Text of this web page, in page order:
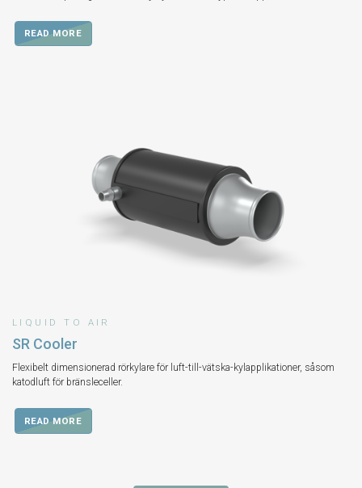
READ MORE
LIQUID TO AIR
SR Cooler
Flexibelt dimensionerad rörkylare för luft-till-vätska-kylapplikationer, såsom
katodluft för bränsleceller.
READ MORE